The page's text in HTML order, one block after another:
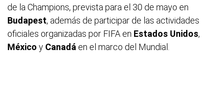
de la Champions, prevista para el 30 de mayo en
Budapest, además de participar de las actividades
oficiales organizadas por FIFA en Estados Unidos,
México y Canadá en el marco del Mundial.